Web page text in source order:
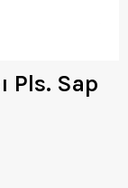
Pls. Sap